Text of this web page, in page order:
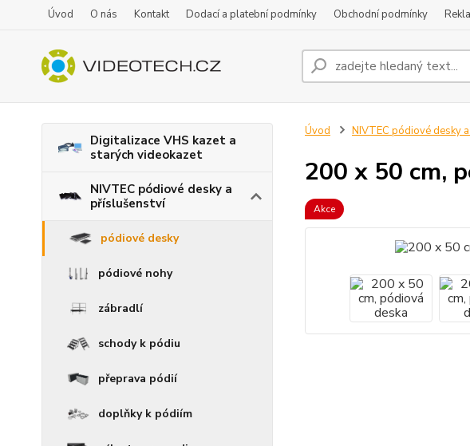
Úvod O nás Kontakt Dodací a platební podmínky Obchodní podmínky
Digitalizace VHS kazet a
starých videokazet
NIVTEC pódiové desky a
příslušenství
pódiové desky
pódiové nohy
zábradlí
schody k pódiu
přeprava pódií
doplňky k pódiím
Úvod NIVTEC pódiové desky
200 x 50 cm,
Akce